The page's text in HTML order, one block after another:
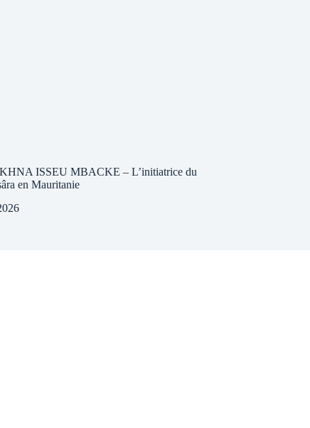
ISSEU MBACKE – L’initiatrice du
en Mauritanie